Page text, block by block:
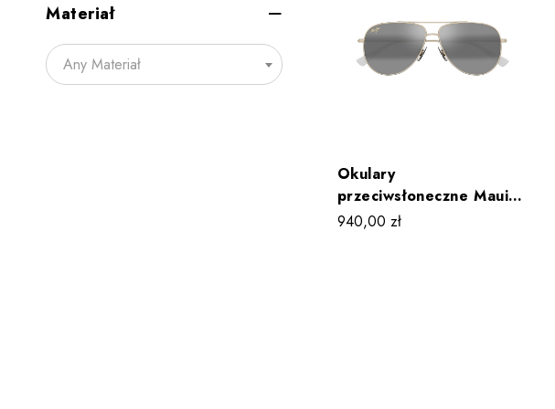
Materiał
Any Materiał
Okulary
przeciwsłoneczne Maui
Jim HAU’OLI XL
940,00 zł